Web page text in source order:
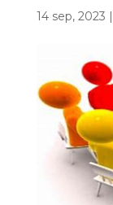
14 sep, 2023 |